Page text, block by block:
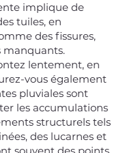
implique de
tuiles, en
des fissures,
manquants.
lentement, en
vous également
pluviales sont
les accumulations
structurels tels
des lucarnes et